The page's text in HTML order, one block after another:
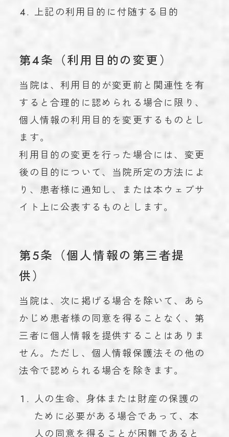
上記の利用目的に付随する目的
第4条（利用目的の変更）
当院は、利用目的が変更前と関連性を有
すると合理的に認められる場合に限り、
個人情報の利用目的を変更するものとし
ます。
利用目的の変更を行った場合には、変更
後の目的について、当院所定の方法によ
り、患者様に通知し、または本ウェブサ
イト上に公表するものとします。
第5条（個人情報の第三者提
供）
当院は、次に掲げる場合を除いて、あら
かじめ患者様の同意を得ることなく、第
三者に個人情報を提供することはありま
せん。ただし、個人情報保護法その他の
法令で認められる場合を除きます。
人の生命、身体または財産の保護の
ために必要がある場合であって、本
人の同意を得ることが困難であると